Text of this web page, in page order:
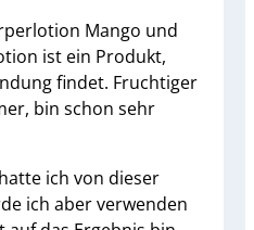
Mango und
ist ein Produkt,
findet. Fruchtiger
bin schon sehr
ich von dieser
ich aber verwenden